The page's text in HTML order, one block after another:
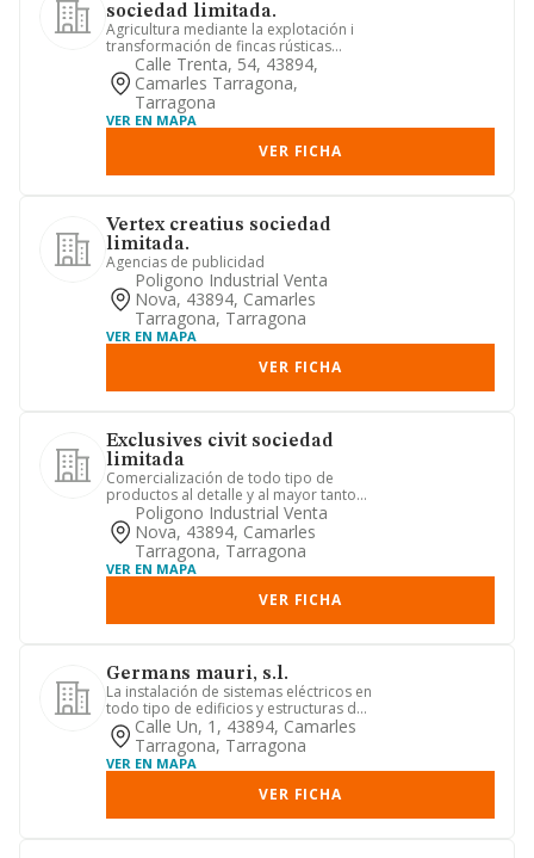
sociedad limitada.
Agricultura mediante la explotación i
transformación de fincas rústicas
propias arrendadas, incluye...
Calle Trenta, 54, 43894,
Camarles Tarragona,
Tarragona
VER EN MAPA
VER FICHA
Vertex creatius sociedad
limitada.
Agencias de publicidad
Poligono Industrial Venta
Nova, 43894, Camarles
Tarragona, Tarragona
VER EN MAPA
VER FICHA
Exclusives civit sociedad
limitada
Comercialización de todo tipo de
productos al detalle y al mayor tanto
alimentarios y bebidas, como...
Poligono Industrial Venta
Nova, 43894, Camarles
Tarragona, Tarragona
VER EN MAPA
VER FICHA
Germans mauri, s.l.
La instalación de sistemas eléctricos en
todo tipo de edificios y estructuras de
ingeniería civil. ...
Calle Un, 1, 43894, Camarles
Tarragona, Tarragona
VER EN MAPA
VER FICHA